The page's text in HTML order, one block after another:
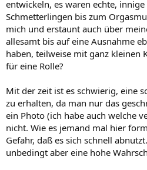
entwickeln, es waren echte, innige
Schmetterlingen bis zum
mich und erstaunt auch über
allesamt bis auf eine Ausnahme
haben, teilweise mit ganz kleinen
für eine Rolle?
Mit der zeit ist es schwierig, eine
zu erhalten, da man nur das
ein Photo (ich habe auch welche
nicht. Wie es jemand mal hier
Gefahr, daß es sich schnell
unbedingt aber eine hohe